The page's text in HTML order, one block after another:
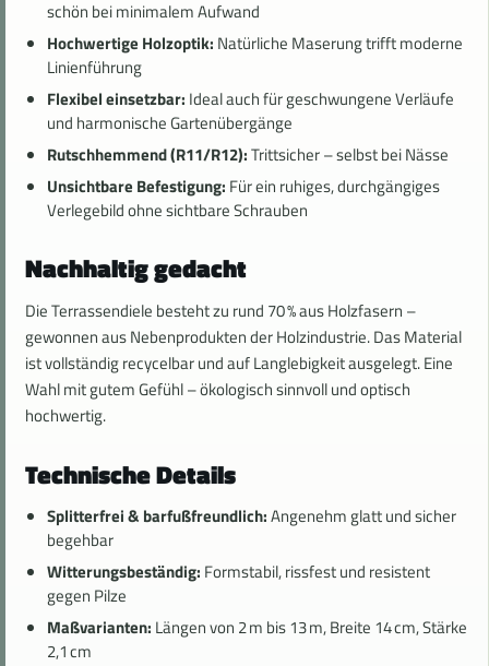
schön bei minimalem Aufwand
Hochwertige Holzoptik: Natürliche Maserung trifft moderne
Linienführung
Flexibel einsetzbar: Ideal auch für geschwungene Verläufe
und harmonische Gartenübergänge
Rutschhemmend (R11/R12):Trittsicher – selbst bei Nässe
Unsichtbare Befestigung: Für ein ruhiges, durchgängiges
Verlegebild ohne sichtbare Schrauben
Nachhaltig gedacht
Die Terrassendiele besteht zu rund 70 % aus Holzfasern –
gewonnen aus Nebenprodukten der Holzindustrie. Das Material
ist vollständig recycelbar und auf Langlebigkeit ausgelegt. Eine
Wahl mit gutem Gefühl – ökologisch sinnvoll und optisch
hochwertig.
Technische Details
Splitterfrei & barfußfreundlich:Angenehm glatt und sicher
begehbar
Witterungsbeständig: Formstabil, rissfest und resistent
gegen Pilze
Maßvarianten: Längen von 2 m bis 13 m, Breite 14 cm, Stärke
2,1 cm